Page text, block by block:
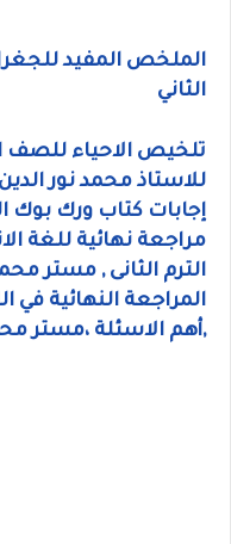
الملخص المفيد
الثاني
للاستاذ محمد نور الدين
إجابات كتاب ورك بوك
مراجعة نهائية للغة
الترم الثانى , مستر
المراجعة النهائية في
,أهم الاسئلة ،مستر